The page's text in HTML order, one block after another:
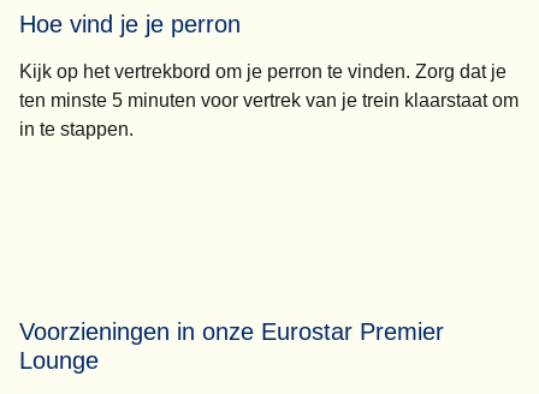
Hoe vind je je perron
Kijk op het vertrekbord om je perron te vinden. Zorg dat je
ten minste 5 minuten voor vertrek van je trein klaarstaat om
in te stappen.
Voorzieningen in onze Eurostar Premier
Lounge